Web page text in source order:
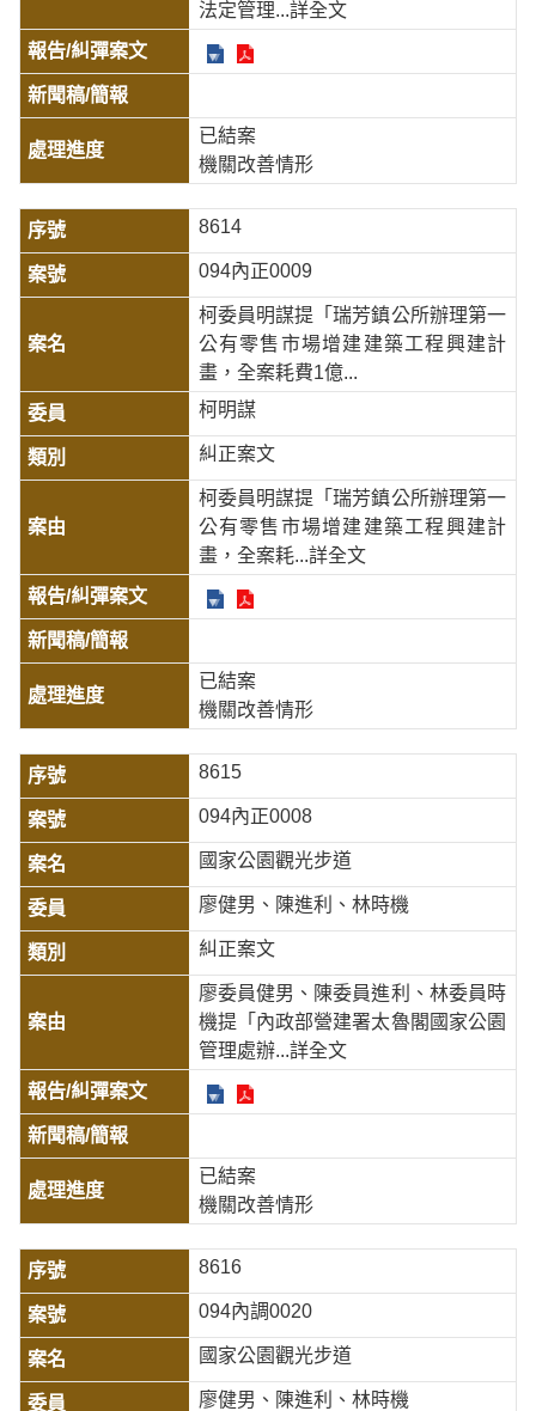
法定管理...詳全文
已結案
機關改善情形
8614
094內正0009
柯委員明謀提「瑞芳鎮公所辦理第一
公有零售市場增建建築工程興建計
畫，全案耗費1億...
柯明謀
糾正案文
柯委員明謀提「瑞芳鎮公所辦理第一
公有零售市場增建建築工程興建計
畫，全案耗...詳全文
已結案
機關改善情形
8615
094內正0008
國家公園觀光步道
廖健男、陳進利、林時機
糾正案文
廖委員健男、陳委員進利、林委員時
機提「內政部營建署太魯閣國家公園
管理處辦...詳全文
已結案
機關改善情形
8616
094內調0020
國家公園觀光步道
廖健男、陳進利、林時機